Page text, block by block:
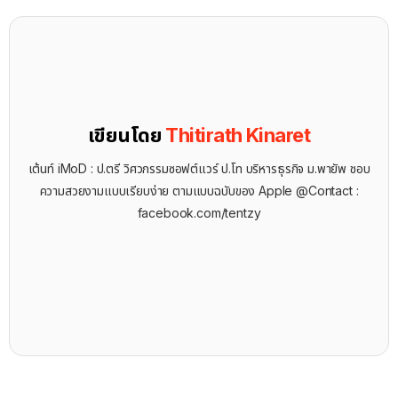
เขียนโดย Thitirath Kinaret
เต้นท์ iMoD : ป.ตรี วิศวกรรมซอฟต์แวร์ ป.โท บริหารธุรกิจ ม.พายัพ ชอบ
ความสวยงามแบบเรียบง่าย ตามแบบฉบับของ Apple @Contact :
facebook.com/tentzy